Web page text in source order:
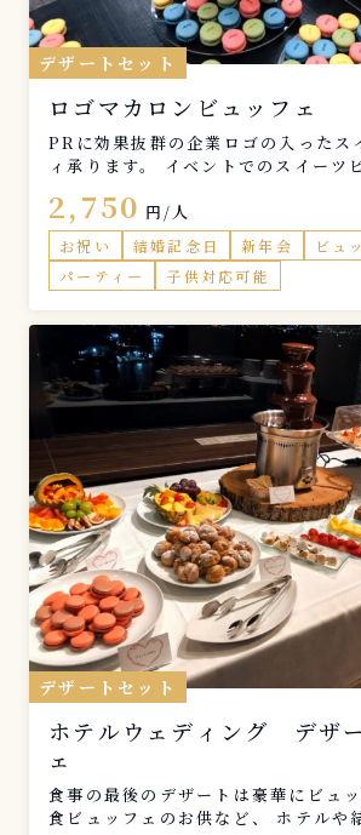
デザートセット
ロゴマカロンビュッフェ
PRに効果抜群の企業ロゴの入ったス
ィ承ります。 イベントでのスイーツ
2,750 円/人
お祝い 結婚記念日 新年会
ビュ
パーティー
子供対応可能
デザートセット
ホテルウェディング デザ
ェ
食事の最後のデザートは豪華にビュ
食ビュッフェのお供など、 ホテルや